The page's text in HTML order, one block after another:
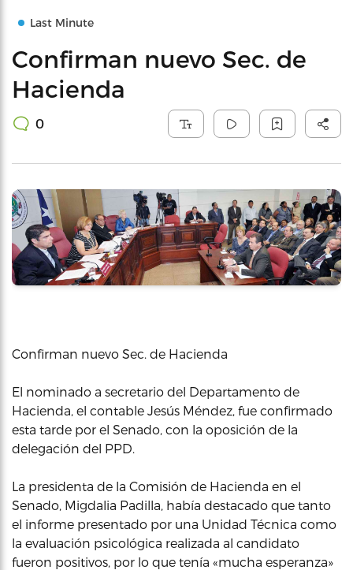
Last Minute
Confirman nuevo Sec. de
Hacienda
0
Confirman nuevo Sec. de Hacienda
El nominado a secretario del Departamento de
Hacienda, el contable Jesús Méndez, fue confirmado
esta tarde por el Senado, con la oposición de la
delegación del PPD.
La presidenta de la Comisión de Hacienda en el
Senado, Migdalia Padilla, había destacado que tanto
el informe presentado por una Unidad Técnica como
la evaluación psicológica realizada al candidato
fueron positivos, por lo que tenía «mucha esperanza»